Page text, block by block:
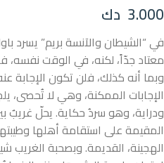
3.000 دك
في “الشيطان والآنسة بريم” يسرد
معتاد جدّاً، لكنه، في الوقت
وبما أنه كذلك، فلن تكون
الإجابات الممكنة، وهي لا تُحصى،
ودراية، وهو سردُ حكاية. يحلّ
المقيمة على استقامة أهلها
الهجينة، القديمة. وبصحبة الغريب